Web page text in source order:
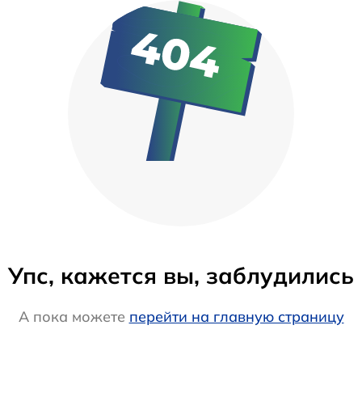
Упс, кажется вы, заблудились
А пока можете перейти на главную страницу